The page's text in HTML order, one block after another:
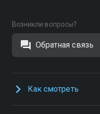
Возникли вопросы?
Обратная связь
Как смотреть